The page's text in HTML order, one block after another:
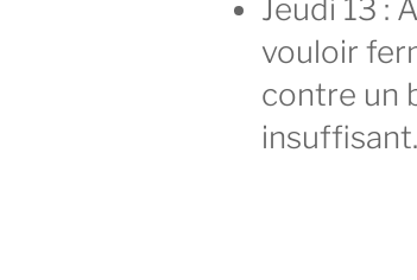
Jeudi 13 :
vouloir
contre un
insuffisant.